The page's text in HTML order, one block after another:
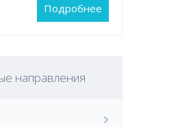
Подробнее
направления